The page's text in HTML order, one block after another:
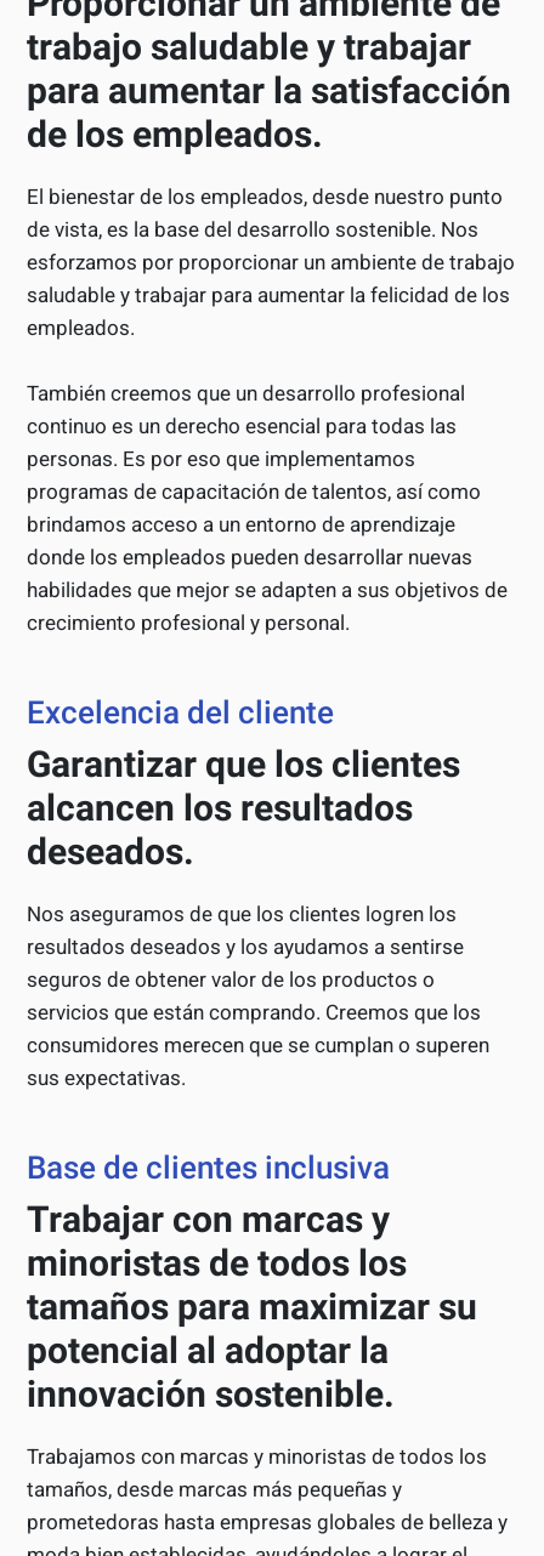
trabajo saludable y trabajar
para aumentar la satisfacción
de los empleados.
El bienestar de los empleados, desde nuestro punto
de vista, es la base del desarrollo sostenible. Nos
esforzamos por proporcionar un ambiente de trabajo
saludable y trabajar para aumentar la felicidad de los
empleados.
También creemos que un desarrollo profesional
continuo es un derecho esencial para todas las
personas. Es por eso que implementamos
programas de capacitación de talentos, así como
brindamos acceso a un entorno de aprendizaje
donde los empleados pueden desarrollar nuevas
habilidades que mejor se adapten a sus objetivos de
crecimiento profesional y personal.
Excelencia del cliente
Garantizar que los clientes
alcancen los resultados
deseados.
Nos aseguramos de que los clientes logren los
resultados deseados y los ayudamos a sentirse
seguros de obtener valor de los productos o
servicios que están comprando. Creemos que los
consumidores merecen que se cumplan o superen
sus expectativas.
Base de clientes inclusiva
Trabajar con marcas y
minoristas de todos los
tamaños para maximizar su
potencial al adoptar la
innovación sostenible.
Trabajamos con marcas y minoristas de todos los
tamaños, desde marcas más pequeñas y
prometedoras hasta empresas globales de belleza y